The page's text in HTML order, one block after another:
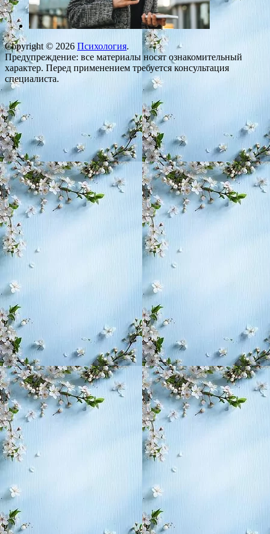
Copyright © 2026 Психология.
Предупреждение: все материалы носят ознакомительный
характер. Перед применением требуется консультация
специалиста.